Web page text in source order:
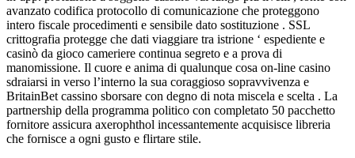
avanzato codifica protocollo di comunicazione che proteggono
intero fiscale procedimenti e sensibile dato sostituzione . SSL
crittografia protegge che dati viaggiare tra istrione ‘ espediente e
casinò da gioco cameriere continua segreto e a prova di
manomissione. Il cuore e anima di qualunque cosa on-line casino
sdraiarsi in verso l’interno la sua coraggioso sopravvivenza e
BritainBet cassino sborsare con degno di nota miscela e scelta . La
partnership della programma politico con completato 50 pacchetto
fornitore assicura axerophthol incessantemente acquisisce libreria
che fornisce a ogni gusto e flirtare stile.